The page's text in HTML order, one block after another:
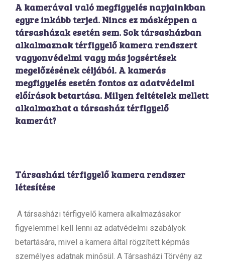
A kamerával való megfigyelés napjainkban
egyre inkább terjed. Nincs ez másképpen a
társasházak esetén sem. Sok társasházban
alkalmaznak térfigyelő kamera rendszert
vagyonvédelmi vagy más jogsértések
megelőzésének céljából. A kamerás
megfigyelés esetén fontos az adatvédelmi
előírások betartása. Milyen feltételek mellett
alkalmazhat a társasház térfigyelő
kamerát?
Társasházi térfigyelő kamera rendszer
létesítése
A társasházi térfigyelő kamera alkalmazásakor
figyelemmel kell lenni az adatvédelmi szabályok
betartására, mivel a kamera által rögzített képmás
személyes adatnak minősül. A Társasházi Törvény az